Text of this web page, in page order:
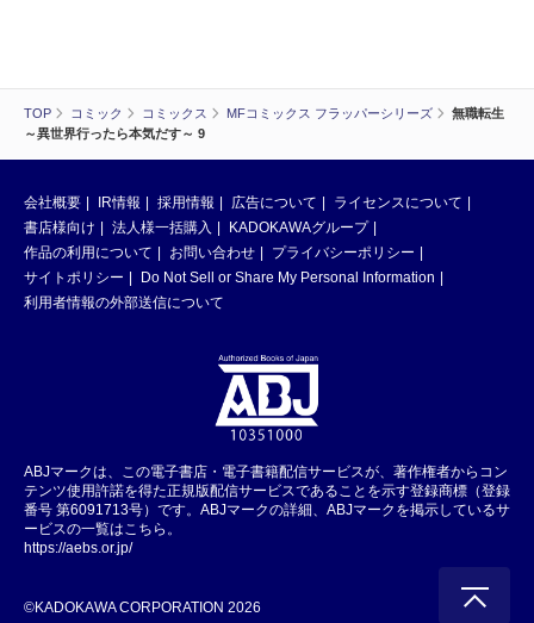
TOP コミック コミックス MFコミックス フラッパーシリーズ
無職転生
～異世界行ったら本気だす～ 9
会社概要 IR情報 採用情報 広告について
ライセンスについて
書店様向け
法人様一括購入
KADOKAWAグループ
作品の利用について
お問い合わせ
プライバシーポリシー
サイトポリシー
Do Not Sell or Share My Personal Information
利用者情報の外部送信について
ABJマークは、この電子書店・電子書籍配信サービスが、著作権者からコン
テンツ使用許諾を得た正規版配信サービスであることを示す登録商標（登録
番号 第6091713号）です。ABJマークの詳細、ABJマークを掲示しているサ
ービスの一覧はこちら。
https://aebs.or.jp/
©KADOKAWA CORPORATION 2026